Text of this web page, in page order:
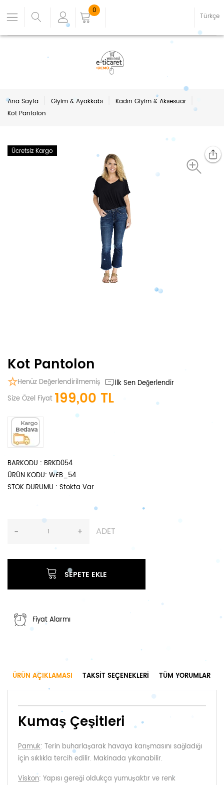
Türkçe
0
Ana Sayfa Giyim & Ayakkabı
Kadın Giyim & Aksesuar
Kot Pantolon
Kot Pantolon
Henüz Değerlendirilmemiş
İlk Sen Değerlendir
Size Özel Fiyat 199,00 TL
BARKODU : BRKD054
ÜRÜN KODU: WEB_54
STOK DURUMU : Stokta Var
- + ADET
SEPETE EKLE
Fiyat Alarmı
Ücretsiz Kargo
ÜRÜN AÇIKLAMASI TAKSIT SEÇENEKLERI TÜM YORUMLAR
Kumaş Çeşitleri
Pamuk: Terin buharlaşarak havaya karışmasını sağladığı
için sıklıkla tercih edilir. Makinada yıkanabilir.
Viskon: Yapısı gereği oldukça yumuşaktır ve renk